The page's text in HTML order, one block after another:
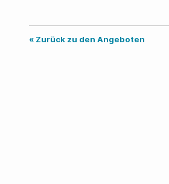
« Zurück zu den Angeboten